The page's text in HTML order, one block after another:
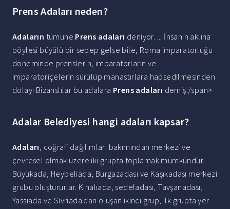
Prens Adaları neden?
Adaların tümüne Prens adaları deniyor. ... İnsanın aklına
böylesi büyülü bir sebep gelse bile, Roma imparatorluğu
döneminde prenslerin, imparatorların ve
imparatoriçelerin sürülüp manastırlara hapsedilmesinden
dolayı Bizanslılar bu adalara Prens adaları demiş./span>
Adalar Belediyesi hangi adaları kapsar?
Adaları, coğrafi dağılımları bakımından merkezi ve
çevresel olmak üzere iki grupta toplamak mümkündür.
Büyükada, Heybeliada, Burgazadası ve Kaşıkadası merkezi
grubu oluştururlar. Kınalıada, sedefadası, Tavşanadası,
Yassıada ve Sivriada'dan oluşan ikinci grup, ilk grupta yer